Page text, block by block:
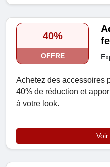
40%
OFFRE
Achetez des accessoires
40% de réduction et
à votre look.
Voir